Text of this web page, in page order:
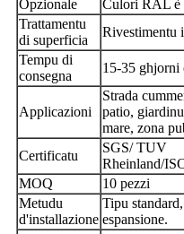
Opzionale
Culori RAL è
Trattamentu
di superficia
Rivestimentu
Tempu di
consegna
15-35 ghjorni
Applicazioni
Strada
patio,
mare, zona
Certificatu
SGS/ TUV
Rheinland/
MOQ
10 pezzi
Metudu
d'installazione
Tipu
espansione.